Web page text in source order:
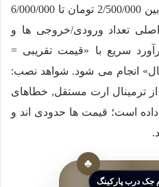
بین2/500/000 تومان تا 6/000/000
تعداد ورودی/خروجی ها و
سریع با «قیمت تقریبی =
انجام می شود. شواهد نصب:
از ترمینال ارت مستقل, خطاهای
تا 20٪ کاهش داده است؛ قیمت ها حدودی اند و
جک درب پارکینگ